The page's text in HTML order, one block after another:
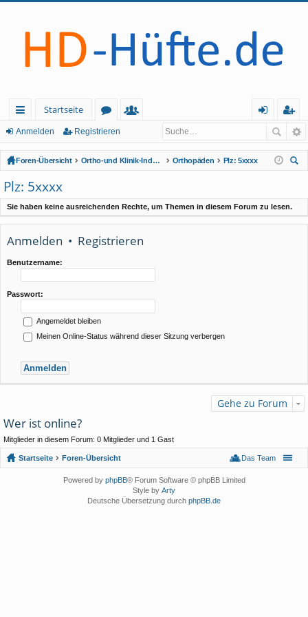
ch
ne
llz
ug
rif
f
Startseite
or
en
lie
de
m
el
n
eg
ist
rie
n
Anmelden Registrieren
Foren-Übersicht Ortho-und Klinik-Index (geschlossener Bereich - Anmeldung erforderlich) Orthopäden
Plz: 5xxxx
Plz: 5xxxx
Sie haben keine ausreichenden Rechte, um Themen in diesem Forum zu lesen.
Anmelden • Registrieren
Benutzername:
Passwort:
Angemeldet bleiben
Meinen Online-Status während dieser Sitzung verbergen
Gehe zu Forum
Wer ist online?
Mitglieder in diesem Forum: 0 Mitglieder und 1 Gast
Startseite Foren-Übersicht Das Team
Powered by phpBB® Forum Software © phpBB Limited
Style by Arty
Deutsche Übersetzung durch phpBB.de